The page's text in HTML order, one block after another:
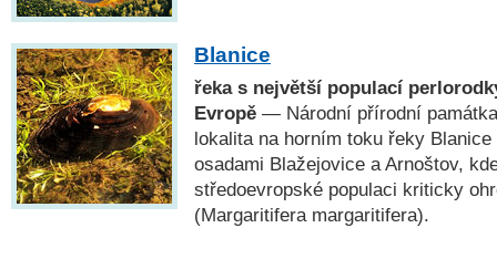
Blanice
řeka s největší populací
Evropě — Národní přírodní
lokalita na horním toku řeky
osadami Blažejovice a Arnoštov,
středoevropské populaci kriticky
(Margaritifera margaritifera).